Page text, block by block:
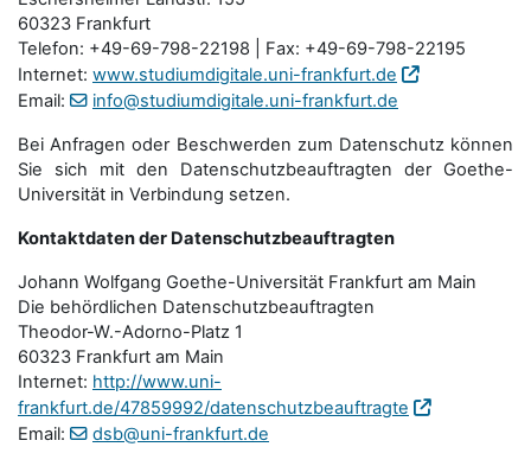
60323 Frankfurt
Telefon: +49-69-798-22198 | Fax: +49-69-798-22195
Internet: www.studiumdigitale.uni-frankfurt.de
Email:
info@studiumdigitale.uni-frankfurt.de
Bei Anfragen oder Beschwerden zum Datenschutz können
Sie sich mit den Datenschutz­beauftragten der Goethe-
Universität in Verbindung setzen.
Kontaktdaten der Datenschutzbeauftragten
Johann Wolfgang Goethe-Universität Frankfurt am Main
Die behördlichen Datenschutzbeauftragten
Theodor-W.-Adorno-Platz 1
60323 Frankfurt am Main
Internet: http://www.uni-
frankfurt.de/47859992/datenschutzbeauftragte
Email:
dsb@uni-frankfurt.de